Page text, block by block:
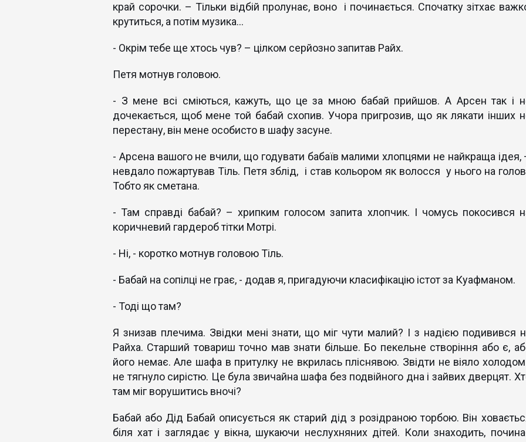
край сорочки. – Тільки відбій пролунає, воно і починається. Спочатку зітхає
крутиться, а потім музика...
- Окрім тебе ще хтось чув? – цілком серйозно запитав Райх.
Петя мотнув головою.
- З мене всі сміються, кажуть, що це за мною бабай прийшов. А Арсен так і
дочекається, щоб мене той бабай схопив. Учора пригрозив, що як лякати інших
перестану, він мене особисто в шафу засуне.
- Арсена вашого не вчили, що годувати бабаїв малими хлопцями не найкраща ідея,
невдало пожартував Тіль. Петя зблід, і став кольором як волосся у нього на
Тобто як сметана.
- Там справді бабай? – хрипким голосом запита хлопчик. І чомусь покосився
коричневий гардероб тітки Мотрі.
- Ні, - коротко мотнув головою Тіль.
- Бабай на сопілці не грає, - додав я, пригадуючи класифікацію істот за Куафманом.
- Тоді що там?
Я знизав плечима. Звідки мені знати, що міг чути малий? І з надією подивився
Райха. Старший товариш точно мав знати більше. Бо пекельне створіння або є,
його немає. Але шафа в притулку не вкрилась пліснявою. Звідти не віяло холодом
не тягнуло сирістю. Це була звичайна шафа без подвійного дна і зайвих дверцят.
там міг ворушитись вночі?
Бабай або Дід Бабай описується як старий дід з розідраною торбою. Він
біля хат і заглядає у вікна, шукаючи неслухняних дітей. Коли знаходить,